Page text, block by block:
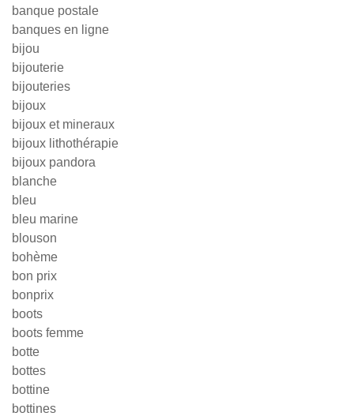
banque postale
banques en ligne
bijou
bijouterie
bijouteries
bijoux
bijoux et mineraux
bijoux lithothérapie
bijoux pandora
blanche
bleu
bleu marine
blouson
bohème
bon prix
bonprix
boots
boots femme
botte
bottes
bottine
bottines